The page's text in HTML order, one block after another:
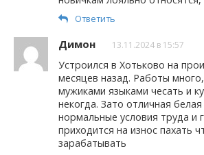
Ответить
Димон 13.11.2024 в 15:57
Устроился в Хотьково на
месяцев назад. Работы
мужиками языками чесать и
некогда. Зато отличная
нормальные условия труда и
приходится на износ пахать
зарабатывать